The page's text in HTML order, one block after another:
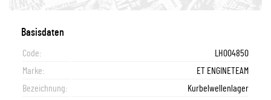
Basisdaten
Code:
LH004850
Marke:
ET ENGINETEAM
Bezeichnung:
Kurbelwellenlager